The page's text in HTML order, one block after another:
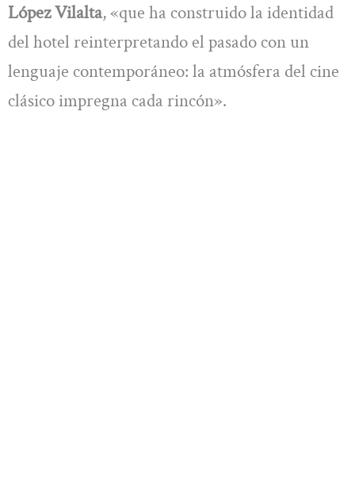
López Vilalta, «que ha construido la identidad
del hotel reinterpretando el pasado con un
lenguaje contemporáneo: la atmósfera del cine
clásico impregna cada rincón».